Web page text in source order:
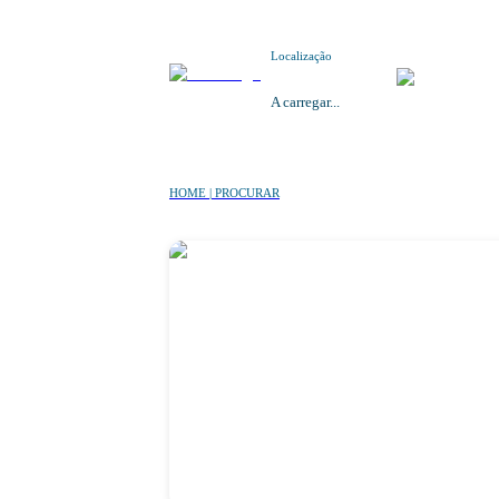
Localização
A carregar...
HOME | PROCURAR